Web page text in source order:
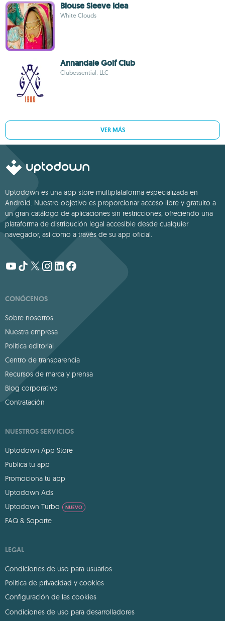
Blouse Sleeve Idea
White Clouds
Annandale Golf Club
Clubessential, LLC
VER MÁS
Uptodown es una app store multiplataforma especializada en
Android. Nuestro objetivo es proporcionar acceso libre y gratuito a
un gran catálogo de aplicaciones sin restricciones, ofreciendo una
plataforma de distribución legal accesible desde cualquier
navegador, así como a través de su app oficial.
CONÓCENOS
Sobre nosotros
Nuestra empresa
Política editorial
Centro de transparencia
Recursos de marca y prensa
Blog corporativo
Contratación
NUESTROS SERVICIOS
Uptodown App Store
Publica tu app
Promociona tu app
Uptodown Ads
Uptodown Turbo
NUEVO
FAQ & Soporte
LEGAL
Condiciones de uso para usuarios
Política de privacidad y cookies
Configuración de las cookies
Condiciones de uso para desarrolladores